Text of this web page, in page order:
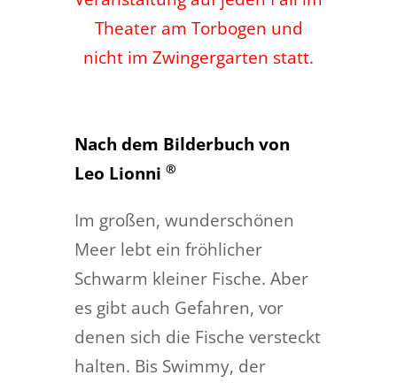
Theater am Torbogen und
nicht im Zwingergarten statt.
Nach dem Bilderbuch von
Leo Lionni ®
Im großen, wunderschönen
Meer lebt ein fröhlicher
Schwarm kleiner Fische. Aber
es gibt auch Gefahren, vor
denen sich die Fische versteckt
halten. Bis Swimmy, der